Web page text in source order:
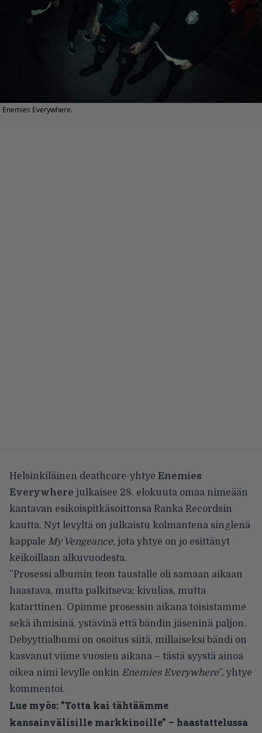
Enemies Everywhere.
Helsinkiläinen deathcore-yhtye Enemies
Everywhere julkaisee 28. elokuuta omaa nimeään
kantavan esikoispitkäsoittonsa Ranka Recordsin
kautta. Nyt levyltä on julkaistu kolmantena singlenä
kappale My Vengeance, jota yhtye on jo esittänyt
keikoillaan alkuvuodesta.
”Prosessi albumin teon taustalle oli samaan aikaan
haastava, mutta palkitseva; kivulias, mutta
katarttinen. Opimme prosessin aikana toisistamme
sekä ihmisinä, ystävinä että bändin jäseninä paljon.
Debyyttialbumi on osoitus siitä, millaiseksi bändi on
kasvanut viime vuosien aikana – tästä syystä ainoa
oikea nimi levylle onkin Enemies Everywhere”, yhtye
kommentoi.
Lue myös:”Totta kai tähtäämme
kansainvälisille markkinoille” – haastattelussa